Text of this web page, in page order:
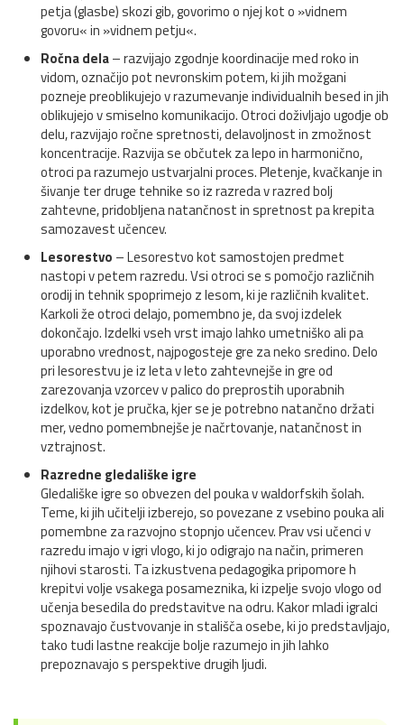
petja (glasbe) skozi gib, govorimo o njej kot o »vidnem
govoru« in »vidnem petju«.
Ročna dela– razvijajo zgodnje koordinacije med roko in
vidom, označijo pot nevronskim potem, ki jih možgani
pozneje preoblikujejo v razumevanje individualnih besed in jih
oblikujejo v smiselno komunikacijo. Otroci doživljajo ugodje ob
delu, razvijajo ročne spretnosti, delavoljnost in zmožnost
koncentracije. Razvija se občutek za lepo in harmonično,
otroci pa razumejo ustvarjalni proces. Pletenje, kvačkanje in
šivanje ter druge tehnike so iz razreda v razred bolj
zahtevne, pridobljena natančnost in spretnost pa krepita
samozavest učencev.
Lesorestvo – Lesorestvo kot samostojen predmet
nastopi v petem razredu. Vsi otroci se s pomočjo različnih
orodij in tehnik spoprimejo z lesom, ki je različnih kvalitet.
Karkoli že otroci delajo, pomembno je, da svoj izdelek
dokončajo. Izdelki vseh vrst imajo lahko umetniško ali pa
uporabno vrednost, najpogosteje gre za neko sredino. Delo
pri lesorestvu je iz leta v leto zahtevnejše in gre od
zarezovanja vzorcev v palico do preprostih uporabnih
izdelkov, kot je pručka, kjer se je potrebno natančno držati
mer, vedno pomembnejše je načrtovanje, natančnost in
vztrajnost.
Razredne gledališke igre
Gledališke igre so obvezen del pouka v waldorfskih šolah.
Teme, ki jih učitelji izberejo, so povezane z vsebino pouka ali
pomembne za razvojno stopnjo učencev. Prav vsi učenci v
razredu imajo v igri vlogo, ki jo odigrajo na način, primeren
njihovi starosti. Ta izkustvena pedagogika pripomore h
krepitvi volje vsakega posameznika, ki izpelje svojo vlogo od
učenja besedila do predstavitve na odru. Kakor mladi igralci
spoznavajo čustvovanje in stališča osebe, ki jo predstavljajo,
tako tudi lastne reakcije bolje razumejo in jih lahko
prepoznavajo s perspektive drugih ljudi.